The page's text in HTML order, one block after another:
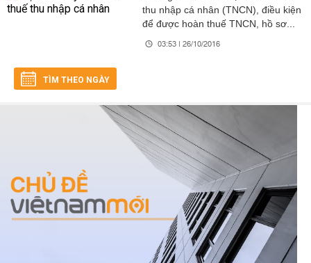
thu nhập cá nhân (TNCN), điều kiện
để được hoàn thuế TNCN, hồ sơ...
03:53 | 26/10/2016
TÌM THEO NGÀY